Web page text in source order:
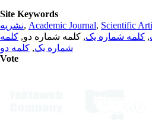
Site Keywords
نشریه, Academic Journal, Scientific
, کلمه شماره یک, کلمه شماره دو, کلمه
شماره یک, کلمه دو
Vote